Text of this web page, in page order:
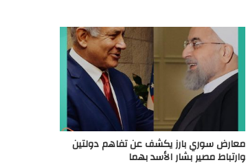
معارض سوري بارز يكشف عن تفاهم دولتين
وارتباط مصير بشار الأسد بهما